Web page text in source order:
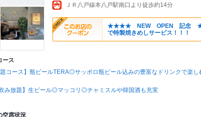
ＪＲ八戸線本八戸駅南口より徒歩約14分
★★★★ NEW OPEN 記念
で特製焼きめしサービス！！！
ース
題コース】瓶ビールTERA◎サッポロ瓶ビール込みの豊富なドリンクで楽し
飲み放題】生ビール◎マッコリ◎チャミスルや韓国酒も充実
空席状況